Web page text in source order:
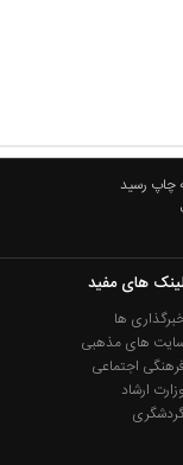
چاپ رسید
لینک های مفید
ها
های مذهبی
فرهنگی اجتماعی
وزارت ارشاد